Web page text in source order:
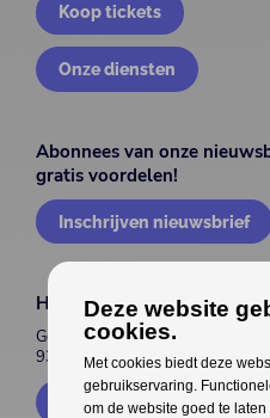
Koop tickets
Onze diensten
Abonnees van onze
gratis voordelen!
Inschrijven nieuwsbrief
House of Entertainment
Gentsesteenweg 514
9300 Aalst
Contacteer ons
Deze website
cookies.
Met cookies biedt deze
gebruikservaring.
om de website goed te